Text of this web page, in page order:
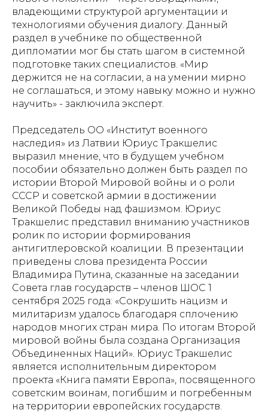
владеющими структурой аргументации и
технологиями обучения диалогу. Данный
раздел в учебнике по общественной
дипломатии мог бы стать шагом в системной
подготовке таких специалистов. «Мир
держится не на согласии, а на умении мирно
не соглашаться, и этому навыку можно и нужно
научить» - заключила эксперт.
Председатель ОО «Институт военного
наследия» из Латвии Юриус Тракшелис
выразил мнение, что в будущем учебном
пособии обязательно должен быть раздел по
истории Второй Мировой войны и о роли
СССР и советской армии в достижении
Великой Победы над фашизмом. Юриус
Тракшелис представил вниманию участников
ролик по истории формирования
антигитлеровской коалиции. В презентации
приведены слова президента России
Владимира Путина, сказанные на заседании
Совета глав государств – членов ШОС 1
сентября 2025 года: «Сокрушить нацизм и
милитаризм удалось благодаря сплочению
народов многих стран мира. По итогам Второй
мировой войны была создана Организация
Объединенных Наций». Юриус Тракшелис
является исполнительным директором
проекта «Книга памяти Европа», посвященного
советским воинам, погибшим и погребенным
на территории европейских государств.